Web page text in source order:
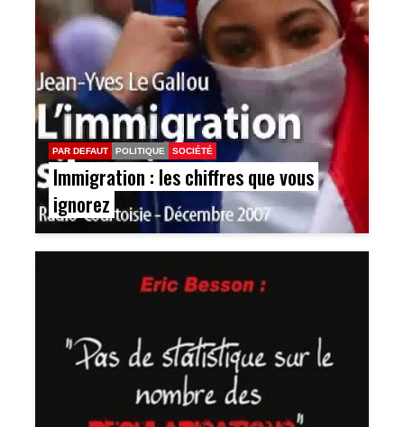
PAR DEFAUT POLITIQUE SOCIÉTÉ
Immigration : les chiffres que vous
ignorez